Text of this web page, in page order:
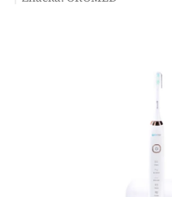
hviezdičiek.